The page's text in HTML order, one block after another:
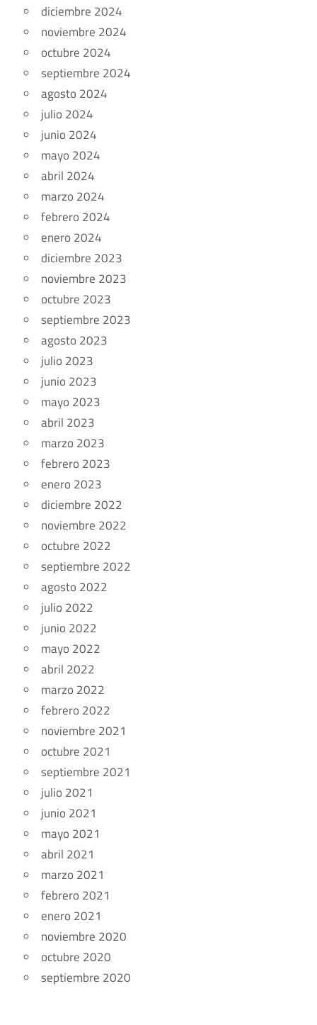
diciembre 2024
noviembre 2024
octubre 2024
septiembre 2024
agosto 2024
julio 2024
junio 2024
mayo 2024
abril 2024
marzo 2024
febrero 2024
enero 2024
diciembre 2023
noviembre 2023
octubre 2023
septiembre 2023
agosto 2023
julio 2023
junio 2023
mayo 2023
abril 2023
marzo 2023
febrero 2023
enero 2023
diciembre 2022
noviembre 2022
octubre 2022
septiembre 2022
agosto 2022
julio 2022
junio 2022
mayo 2022
abril 2022
marzo 2022
febrero 2022
noviembre 2021
octubre 2021
septiembre 2021
julio 2021
junio 2021
mayo 2021
abril 2021
marzo 2021
febrero 2021
enero 2021
noviembre 2020
octubre 2020
septiembre 2020